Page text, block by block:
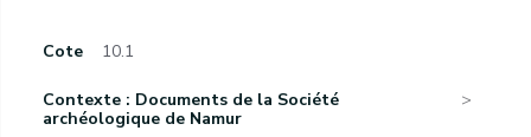
Cote 10.1
Contexte : Documents de la Société
archéologique de Namur